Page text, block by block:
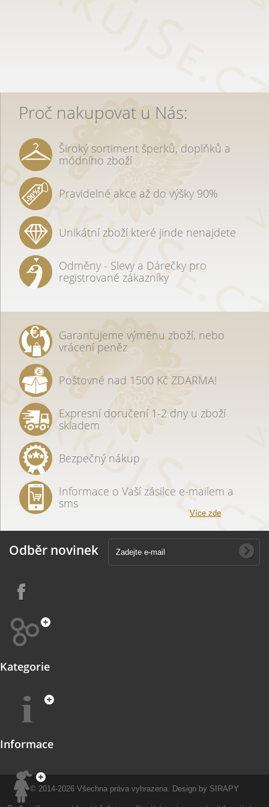
Proč nakupovat u Nás:
Široký sortiment šperků, doplňků a
módního zboží
Pravidelné akce až do výšky 90%
Unikátní zboží které jinde nenajdete
Odměny - Slevy a Dárečky pro
registrované zákazníky
Garantujeme výměnu zboží, nebo
vrácení peněz
Poštovné nad 1500 Kč ZDARMA!
Expresní doručení 1-2 dny u zboží
skladem
Bezpečný nákup
Informace o Vaší zásilce e-mailem a
sms
Více zde
Odběr novinek
Kategorie
Informace
© 2014-2026 Všechna práva vyhrazena. Design by SIRAPY